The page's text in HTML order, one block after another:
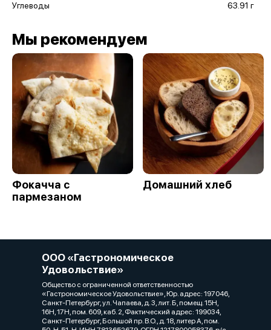
Углеводы
63.91 г
Мы рекомендуем
Фокачча с
пармезаном
Домашний хлеб
ООО «Гастрономическое
Удовольствие»
Общество с ограниченной ответственностью
«Гастрономическое Удовольствие», Юр. адрес: 197046,
Санкт-Петербург, ул. Чапаева, д. 3, лит. Б, помещ. 15Н,
16Н, 17Н, пом. 609, каб. 2, Фактический адрес: 199034,
Санкт-Петербург, Большой пр. В.О., д. 18, литер А, пом.